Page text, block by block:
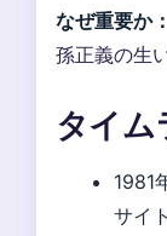
なぜ重要か：
孫正義の生
タイム
1981
サイ